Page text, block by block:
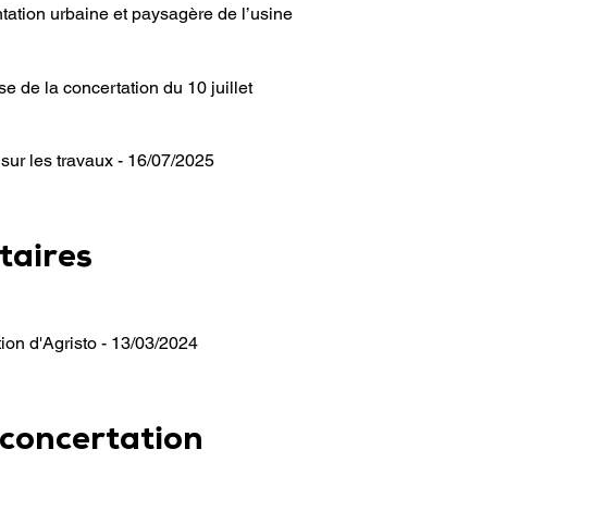
urbaine et paysagère de l’usine
de la concertation du 10 juillet
les travaux - 16/07/2025
d'Agristo - 13/03/2024